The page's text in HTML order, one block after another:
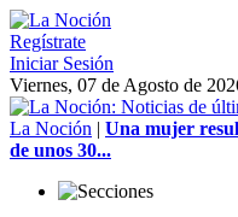
Regístrate
Iniciar Sesión
Viernes, 07 de Agosto de
La Noción | Una mujer
de unos 30...